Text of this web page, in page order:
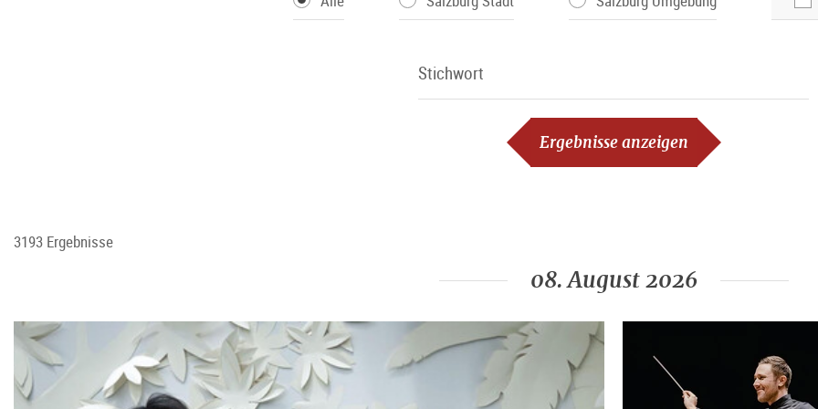
Stichwort
Ergebnisse anzeigen
3193 Ergebnisse
08. August 2026